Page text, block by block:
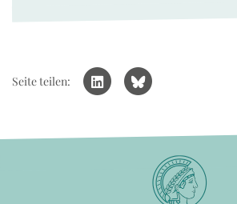
Seite teilen: